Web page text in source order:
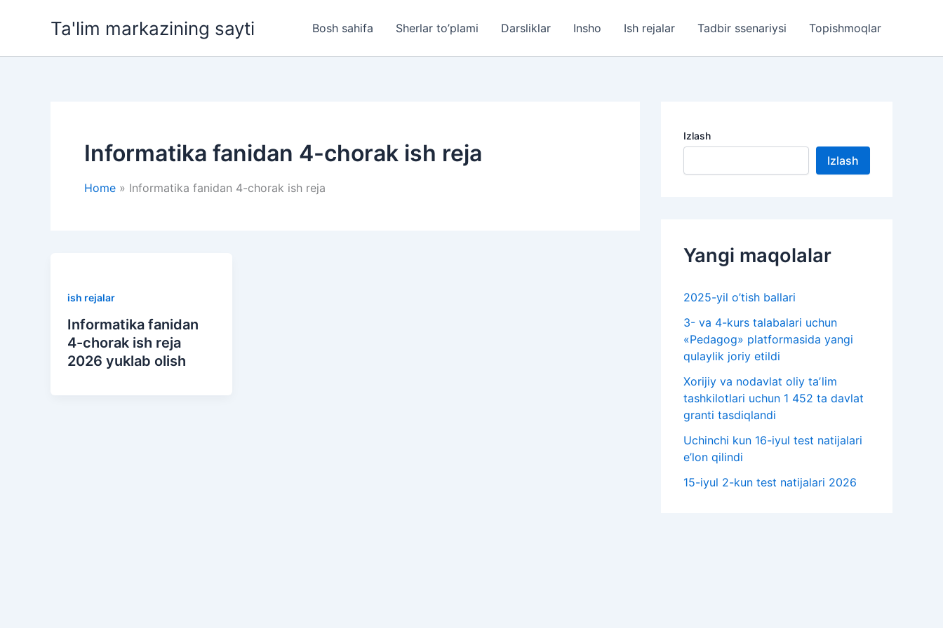
Ta'lim markazining sayti Bosh sahifa Sherlar to’plami Darsliklar Insho Ish rejalar Tadbir ssenariysi Topishmoqlar
Informatika fanidan 4-chorak ish reja
Home Informatika fanidan 4-chorak ish reja
ish rejalar
Informatika fanidan
4-chorak ish reja
2026 yuklab olish
Izlash
Izlash
Yangi maqolalar
2025-yil o’tish ballari
3- va 4-kurs talabalari uchun
«Pedagog» platformasida yangi
qulaylik joriy etildi
Xorijiy va nodavlat oliy taʼlim
tashkilotlari uchun 1 452 ta davlat
granti tasdiqlandi
Uchinchi kun 16-iyul test natijalari
e’lon qilindi
15-iyul 2-kun test natijalari 2026